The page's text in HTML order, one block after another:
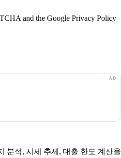
and the Google Privacy Policy
분석, 시세 추세, 대출 한도 계산을